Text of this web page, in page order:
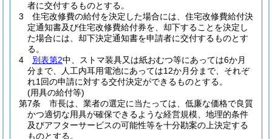
者に交付するものとする。
3
住宅改修費の給付を決定した場合には、住宅改修費給付決
定通知書及び住宅改修費給付券を、却下することを決定し
た場合には、却下決定通知書を申請者に交付するものとす
る。
4
別表第2中、ストマ装具又は紙おむつ等にあっては6か月
分まで、人工内耳用電池にあっては12か月分まで、それぞ
れ1回の申請に対する交付決定ができるものとする。
(用具の給付等)
第7条
市長は、業者の選定に当たっては、低廉な価格で良質
かつ適切な用具が確保できるような経営規模、地理的条件
及びアフターサービスの可能性等を十分勘案の上決定する
ものとする。